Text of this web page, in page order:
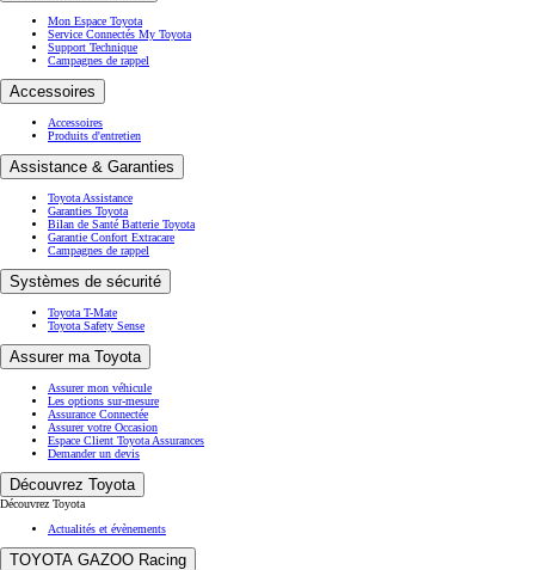
Mon Espace Toyota
Service Connectés My Toyota
Support Technique
Campagnes de rappel
Accessoires
Accessoires
Produits d'entretien
Assistance & Garanties
Toyota Assistance
Garanties Toyota
Bilan de Santé Batterie Toyota
Garantie Confort Extracare
Campagnes de rappel
Systèmes de sécurité
Toyota T-Mate
Toyota Safety Sense
Assurer ma Toyota
Assurer mon véhicule
Les options sur-mesure
Assurance Connectée
Assurer votre Occasion
Espace Client Toyota Assurances
Demander un devis
Découvrez Toyota
Découvrez Toyota
Actualités et évènements
TOYOTA GAZOO Racing